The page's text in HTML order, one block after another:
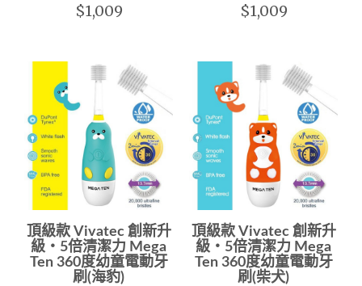
$1,009 $1,009
頂級款 Vivatec 創新升
級‧5倍清潔力 Mega
Ten 360度幼童電動牙
刷(海豹)
頂級款 Vivatec 創新升
級‧5倍清潔力 Mega
Ten 360度幼童電動牙
刷(柴犬)